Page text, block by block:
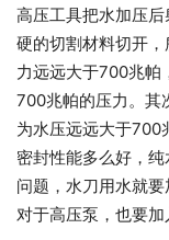
高压工具把水加压
硬的切割材料切开
力远远大于700兆帕
700兆帕的压力。其
为水压远远大于700
密封性能多么好，
问题，水刀用水就要
对于高压泵，也要